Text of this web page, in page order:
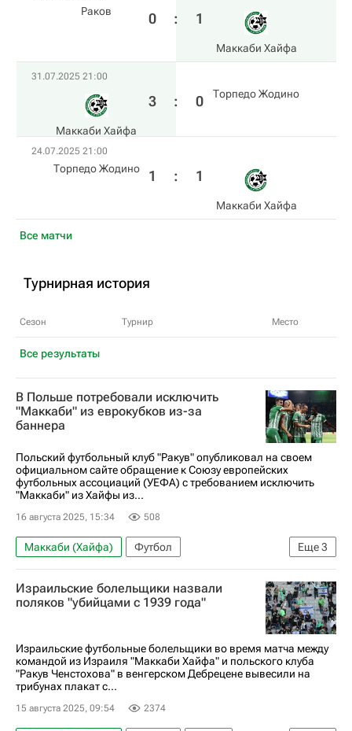
Все матчи
Раков 0 : 1
Маккаби Хайфа
31.07.2025 21:00
Маккаби Хайфа
3 : 0 Торпедо Жодино
24.07.2025 21:00
Торпедо Жодино 1 : 1
Маккаби Хайфа
Турнирная история
Сезон Турнир Место
Все результаты
В Польше потребовали исключить
"Маккаби" из еврокубков из-за
баннера
Польский футбольный клуб "Ракув" опубликовал на своем
официальном сайте обращение к Союзу европейских
футбольных ассоциаций (УЕФА) с требованием исключить
"Маккаби" из Хайфы из...
16 августа 2025, 15:34 508
Еще3
Маккаби (Хайфа)
Футбол
Лига конференций
Вокруг спорта
Союз европейских футбольных ассоциаций (УЕФА)
Израильские болельщики назвали
поляков "убийцами с 1939 года"
Израильские футбольные болельщики во время матча между
командой из Израиля "Маккаби Хайфа" и польского клуба
"Ракув Ченстохова" в венгерском Дебрецене вывесили на
трибунах плакат с...
15 августа 2025, 09:54 2374